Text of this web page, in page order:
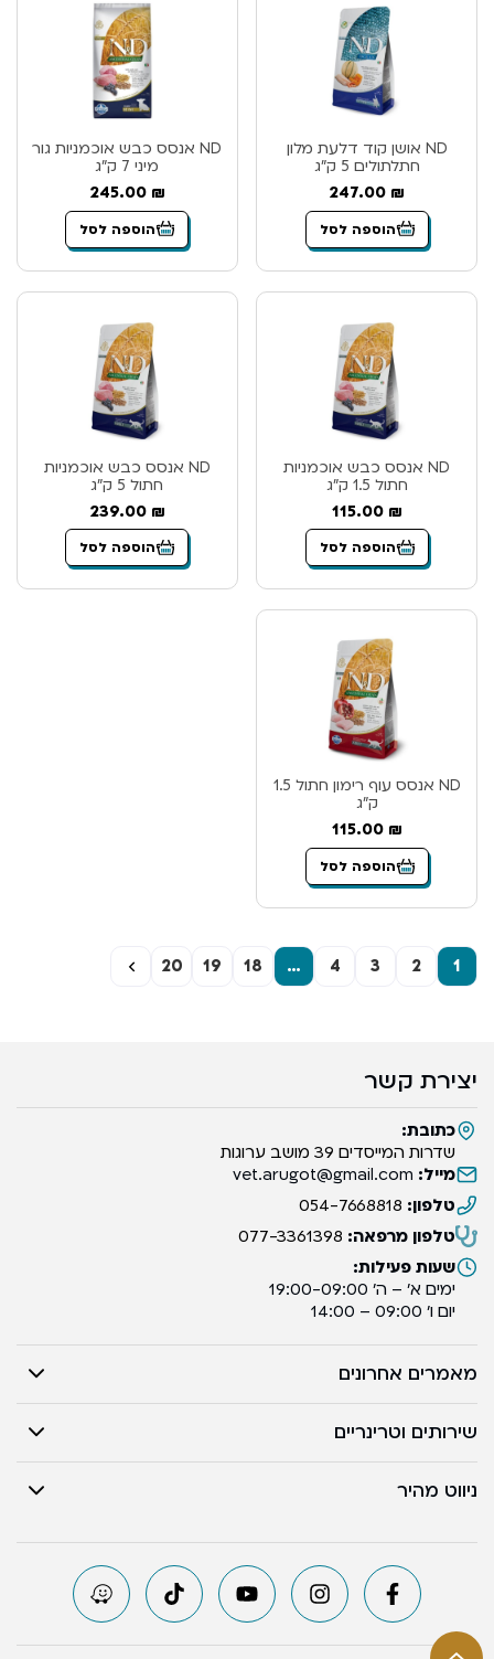
ND אושן קוד דלעת מלון
חתלתולים 5 ק”ג
247.00 ₪
הוספה לסל
ND אנסס כבש אוכמניות גור
מיני 7 ק”ג
245.00 ₪
הוספה לסל
ND אנסס כבש אוכמניות
חתול 1.5 ק”ג
115.00 ₪
הוספה לסל
ND אנסס כבש אוכמניות
חתול 5 ק”ג
239.00 ₪
הוספה לסל
ND אנסס עוף רימון חתול 1.5
ק”ג
115.00 ₪
הוספה לסל
1
2
3
4
…
18
19
20
←
יצירת קשר
כתובת:
שדרות המייסדים 39 מושב ערוגות
מייל: vet.arugot@gmail.com
טלפון: 054-7668818
טלפון מרפאה: 077-3361398
שעות פעילות:
ימים א’ – ה’ 19:00-09:00
יום ו’ 09:00 – 14:00
מאמרים אחרונים
שירותים וטרינריים
ניווט מהיר